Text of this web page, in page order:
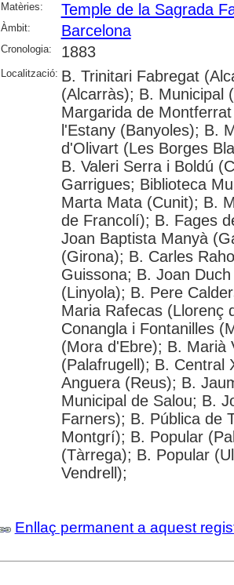
Matèries: Temple de la Sagrada
Àmbit: Barcelona
Cronologia: 1883
Localització: B. Trinitari Fabregat
(Alcarràs); B. Municipal
Margarida de
l'Estany (Banyoles); B.
d'Olivart (Les Borges
B. Valeri Serra i Boldú
Garrigues; Biblioteca
Marta Mata (Cunit); B.
de Francolí); B. Fages
Joan Baptista Manyà
(Girona); B. Carles
Guissona; B. Joan
(Linyola); B. Pere
Maria Rafecas (Llorenç
Conangla i Fontanilles
(Mora d'Ebre); B. Marià
(Palafrugell); B. Central
Anguera (Reus); B.
Municipal de Salou; B.
Farners); B. Pública de
Montgrí); B. Popular
(Tàrrega); B. Popular
Vendrell);
Enllaç permanent a aquest